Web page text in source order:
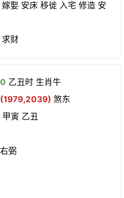
置产 出货财
出火
娶 安床 移徙 入宅 修造 安
财
乙丑时 生肖牛
(1979,2039) 煞东
寅 乙丑
弼